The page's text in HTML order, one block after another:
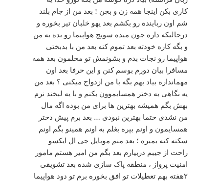
کاری بکن اینجا همه زن و بچن ! بعد من از جام بلند
شم اون رباینده رو بکشم بعد یهو خلبان تیر بخوره و
درحالیکه داره جون میده سویچ هواپیما رو بده به من
و بگه کاره خودته بعد تموم کنه بعد من با بدبختی
هواپیما رو نجات بدم و بشونمش تو محلمون بعد همه
مسافرا بیان دورم بوسم کنن و این حرفا بعد اون
مهمانداره بیاد بهم بگه با من ازدواج میکنی ؟ بعد من
یه نگاهی به دختر همسایموون بکنم و با یه لبخند نرم
بهش بگم همیشه بهترین ها برای من بوده اگه مال
من نشدی حتما بهترین نبودی … بعد برم پیش دختر
همسایمون و اونم بپره بغلم به اونم همینو بگم اونم
سکته کنه بمیره ؛ بعد منم موبایل جی‌ ال‌ ایکسو
راحت از جیبم دربیارم بعد بگم من امیر هستم مامور
امنیت پرواز ، منطقه پاک سازی شده بعد تشویقی
۲هفته بهم تعطیلات تو افق بخوره برم تو دود هواپیما